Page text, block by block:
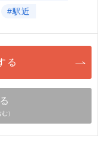
#駅近
る
）